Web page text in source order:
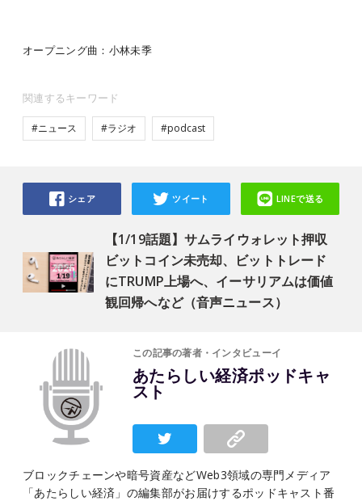
オープニング曲：小林未季
関連するキーワード
#ニュース #ラジオ #podcast
【1/19話題】サムライウォレット押収
ビットコイン未売却、ビットトレード
にTRUMP上場へ、イーサリアムは価値
観回帰へなど（音声ニュース）
シェア ツイート LINEで送る
この記事の著者・インタビューイ
あたらしい経済ポッドキャ
スト
ブロックチェーンや暗号資産などWeb3領域の専門メディア
「あたらしい経済」の編集部がお届けするポッドキャスト番